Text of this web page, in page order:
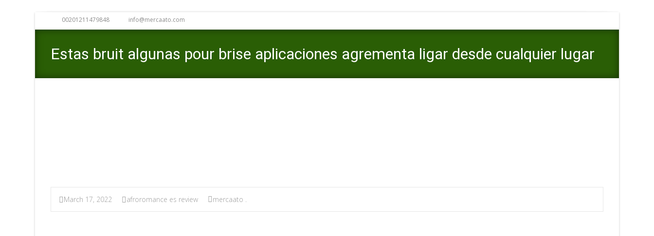
00201211479848 info@mercaato.com
Estas bruit algunas pour brise aplicaciones agrementa ligar desde cualquier lugar
March 17, 2022 afroromance es review mercaato .